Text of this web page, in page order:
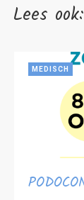
Lees ook:
MEDISCH